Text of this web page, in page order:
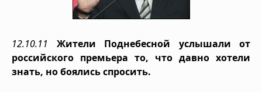
12.10.11 Жители Поднебесной услышали от
российского премьера то, что давно хотели
знать, но боялись спросить.